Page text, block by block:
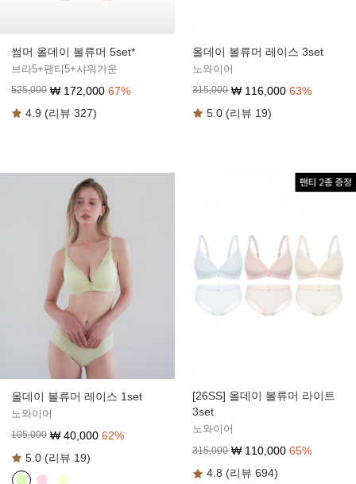
썸머 올데이 볼류머 5set*
브라5+팬티5+샤워가운
525,000 ₩ 172,000 67%
4.9 (리뷰 327)
올데이 볼류머 레이스 3set
노와이어
315,000 ₩ 116,000 63%
5.0 (리뷰 19)
올데이 볼류머 레이스 1set
노와이어
105,000 ₩ 40,000 62%
5.0 (리뷰 19)
[26SS] 올데이 볼류머 라이트
3set
노와이어
315,000 ₩ 110,000 65%
4.8 (리뷰 694)